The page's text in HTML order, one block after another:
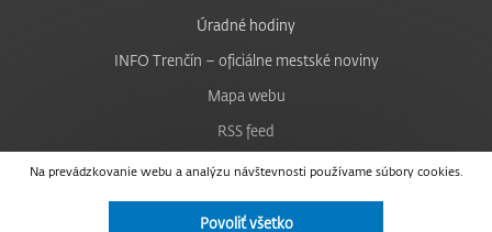
Na prevádzkovanie webu a analýzu návštevnosti používame súbory cookies.
Povoliť všetko
Úradné hodiny
INFO Trenčín – oficiálne mestské noviny
Mapa webu
RSS feed
Nastavenie cookies
Facebook